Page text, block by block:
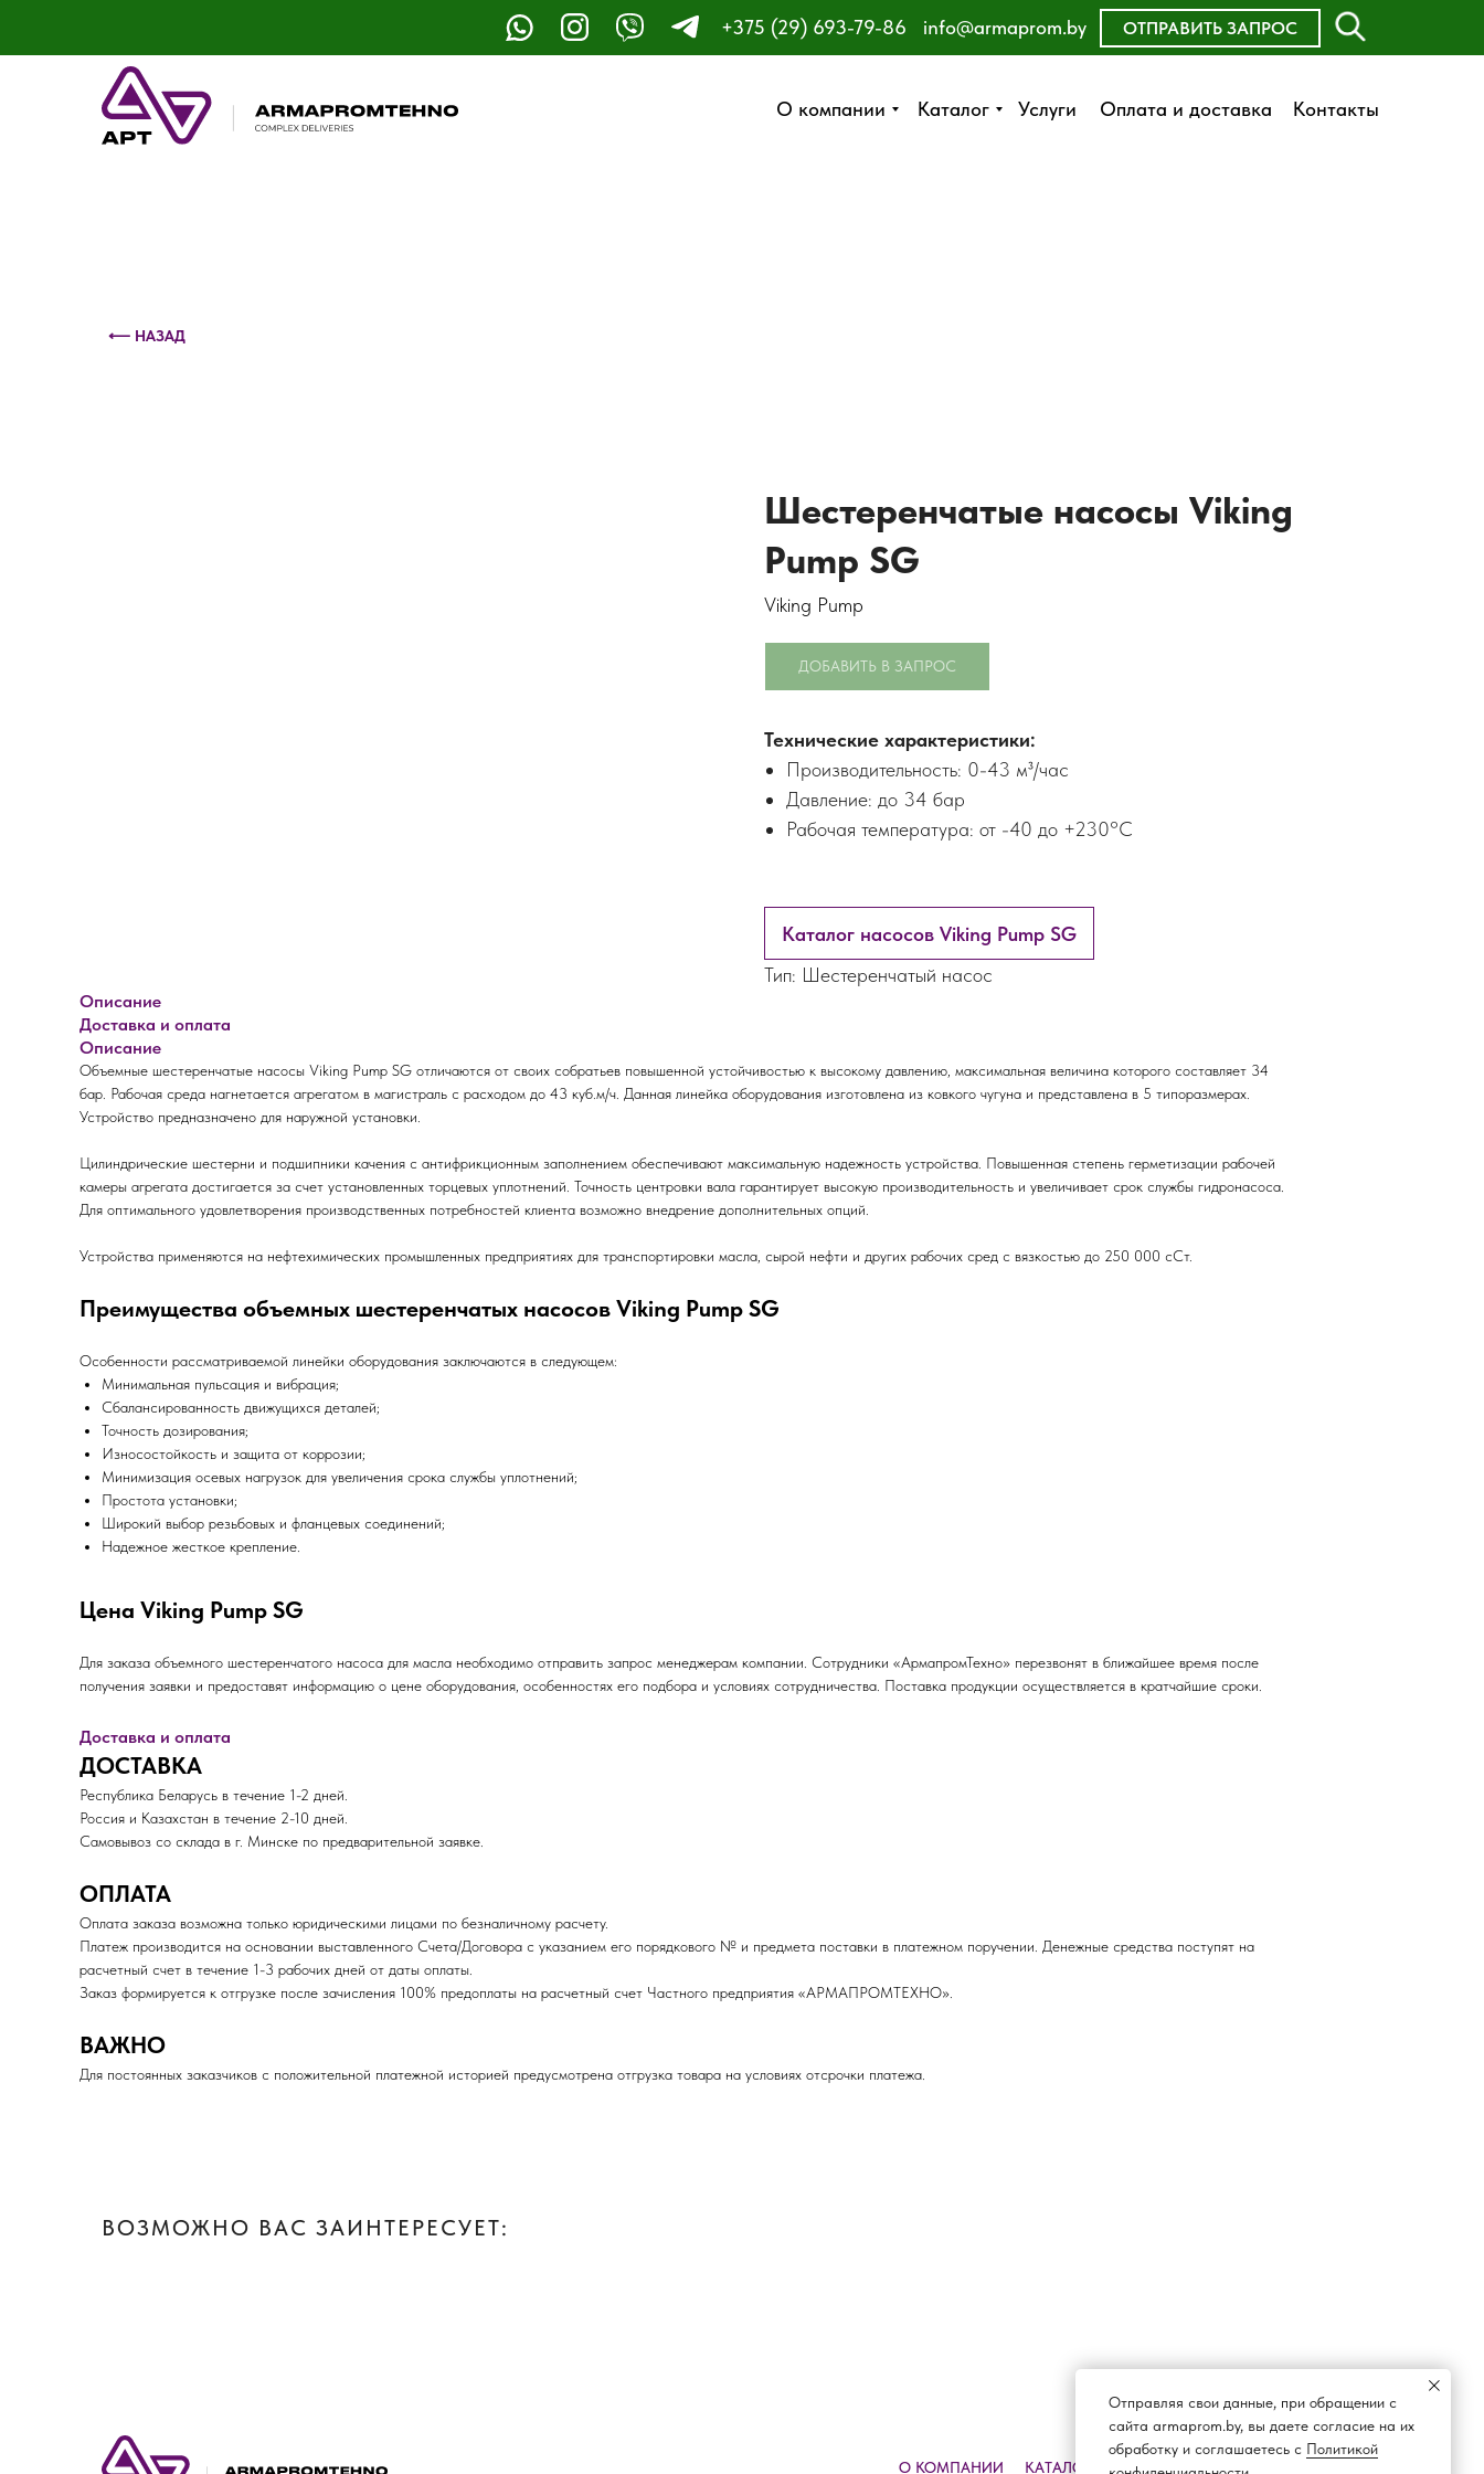
О компании Каталог Услуги Оплата и доставка Контакты
+375 (29) 693-79-86 ОТПРАВИТЬ ЗАПРОС
info@armaprom.by
О компании Каталог Услуги Оплата и доставка Контакты
ОСТАВИТЬ ЗАЯВКУ
ЗАКАЗАТЬ ЗВОНОК
⟵ НАЗАД
Шестеренчатые насосы Viking
Pump SG
Viking Pump
ДОБАВИТЬ В ЗАПРОС
Технические характеристики:
Производительность: 0-43 м³/час
Давление: до 34 бар
Рабочая температура: от -40 до +230°С
Каталог насосов Viking Pump SG
Тип: Шестеренчатый насос
Описание
Доставка и оплата
Описание
Объемные шестеренчатые насосы Viking Pump SG отличаются от своих собратьев повышенной устойчивостью к высокому давлению, максимальная величина которого составляет 34
бар. Рабочая среда нагнетается агрегатом в магистраль с расходом до 43 куб.м/ч. Данная линейка оборудования изготовлена из ковкого чугуна и представлена в 5 типоразмерах.
Устройство предназначено для наружной установки.
Цилиндрические шестерни и подшипники качения с антифрикционным заполнением обеспечивают максимальную надежность устройства. Повышенная степень герметизации рабочей
камеры агрегата достигается за счет установленных торцевых уплотнений. Точность центровки вала гарантирует высокую производительность и увеличивает срок службы гидронасоса.
Для оптимального удовлетворения производственных потребностей клиента возможно внедрение дополнительных опций.
Устройства применяются на нефтехимических промышленных предприятиях для транспортировки масла, сырой нефти и других рабочих сред с вязкостью до 250 000 сСт.
Преимущества объемных шестеренчатых насосов Viking Pump SG
Особенности рассматриваемой линейки оборудования заключаются в следующем:
Минимальная пульсация и вибрация;
Сбалансированность движущихся деталей;
Точность дозирования;
Износостойкость и защита от коррозии;
Минимизация осевых нагрузок для увеличения срока службы уплотнений;
Простота установки;
Широкий выбор резьбовых и фланцевых соединений;
Надежное жесткое крепление.
Цена Viking Pump SG
Для заказа объемного шестеренчатого насоса для масла необходимо отправить запрос менеджерам компании. Сотрудники «АрмапромТехно» перезвонят в ближайшее время после
получения заявки и предоставят информацию о цене оборудования, особенностях его подбора и условиях сотрудничества. Поставка продукции осуществляется в кратчайшие сроки.
Доставка и оплата
ДОСТАВКА
Республика Беларусь в течение 1-2 дней.
Россия и Казахстан в течение 2-10 дней.
Самовывоз со склада в г. Минске по предварительной заявке.
ОПЛАТА
Оплата заказа возможна только юридическими лицами по безналичному расчету.
Платеж производится на основании выставленного Счета/Договора с указанием его порядкового № и предмета поставки в платежном поручении. Денежные средства поступят на
расчетный счет в течение 1-3 рабочих дней от даты оплаты.
Заказ формируется к отгрузке после зачисления 100% предоплаты на расчетный счет Частного предприятия «АРМАПРОМТЕХНО».
ВАЖНО
Для постоянных заказчиков с положительной платежной историей предусмотрена отгрузка товара на условиях отсрочки платежа.
ВОЗМОЖНО ВАС ЗАИНТЕРЕСУЕТ:
О КОМПАНИИ КАТАЛОГ ДОСТАВКА И ОПЛАТА
Отправляя свои данные, при обращении с
сайта armaprom.by, вы даете согласие на их
обработку и соглашаетесь с Политикой